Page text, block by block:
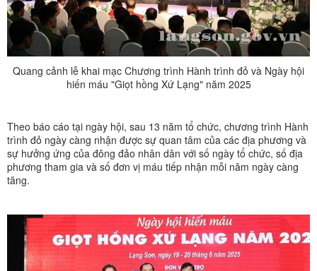
Quang cảnh lễ khai mạc Chương trình Hành trình đỏ và Ngày hội
hiến máu "Giọt hồng Xứ Lạng" năm 2025
Theo báo cáo tại ngày hội, sau 13 năm tổ chức, chương trình Hành
trình đỏ ngày càng nhận được sự quan tâm của các địa phương và
sự hưởng ứng của đông đảo nhân dân với số ngày tổ chức, số địa
phương tham gia và số đơn vị máu tiếp nhận mỗi năm ngày càng
tăng.